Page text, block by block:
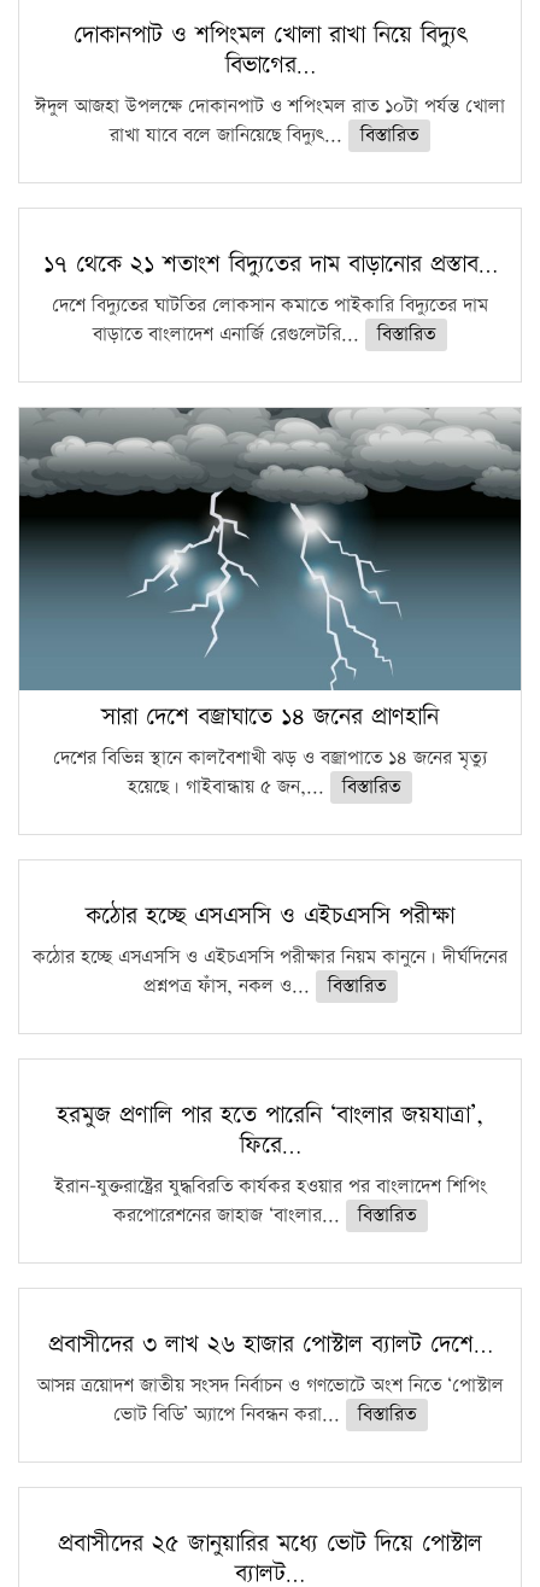
কঠোর হচ্ছে এসএসসি ও এইচএসসি পরীক্ষা
ফরিদগঞ্জে আগুনে পুড়লো ৬ ব্যবসা প্রতিষ্ঠান
দোকানপাট ও শপিংমল খোলা রাখা নিয়ে বিদ্যুৎ
বিভাগের…
ঈদুল আজহা উপলক্ষে দোকানপাট ও শপিংমল রাত ১০টা পর্যন্ত খোলা
রাখা যাবে বলে জানিয়েছে বিদ্যুৎ...
বিস্তারিত
১৭ থেকে ২১ শতাংশ বিদ্যুতের দাম বাড়ানোর প্রস্তাব…
দেশে বিদ্যুতের ঘাটতির লোকসান কমাতে পাইকারি বিদ্যুতের দাম
বাড়াতে বাংলাদেশ এনার্জি রেগুলেটরি...
বিস্তারিত
সারা দেশে বজ্রাঘাতে ১৪ জনের প্রাণহানি
দেশের বিভিন্ন স্থানে কালবৈশাখী ঝড় ও বজ্রাপাতে ১৪ জনের মৃত্যু
হয়েছে। গাইবান্ধায় ৫ জন,...
বিস্তারিত
কঠোর হচ্ছে এসএসসি ও এইচএসসি পরীক্ষা
কঠোর হচ্ছে এসএসসি ও এইচএসসি পরীক্ষার নিয়ম কানুনে। দীর্ঘদিনের
প্রশ্নপত্র ফাঁস, নকল ও...
বিস্তারিত
হরমুজ প্রণালি পার হতে পারেনি ‘বাংলার জয়যাত্রা’,
ফিরে…
ইরান-যুক্তরাষ্ট্রের যুদ্ধবিরতি কার্যকর হওয়ার পর বাংলাদেশ শিপিং
করপোরেশনের জাহাজ ‘বাংলার...
বিস্তারিত
প্রবাসীদের ৩ লাখ ২৬ হাজার পোস্টাল ব্যালট দেশে…
আসন্ন ত্রয়োদশ জাতীয় সংসদ নির্বাচন ও গণভোটে অংশ নিতে ‘পোস্টাল
ভোট বিডি’ অ্যাপে নিবন্ধন করা...
বিস্তারিত
প্রবাসীদের ২৫ জানুয়ারির মধ্যে ভোট দিয়ে পোস্টাল
ব্যালট…